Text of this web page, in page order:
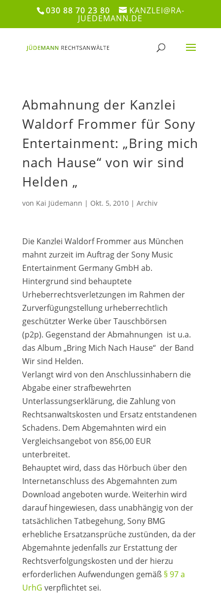
030 88 70 23 80 KANZLEI@RA-
JUEDEMANN.DE
Abmahnung der Kanzlei
Waldorf Frommer für Sony
Entertainment: „Bring mich
nach Hause“ von wir sind
Helden „
von Kai Jüdemann | Okt. 5, 2010| Archiv
Die Kanzlei Waldorf Frommer aus München
mahnt zurzeit im Auftrag der Sony Music
Entertainment Germany GmbH ab.
Hintergrund sind behauptete
Urheberrechtsverletzungen im Rahmen der
Zurverfügungstellung urheberrechtlich
geschützter Werke über Tauschbörsen
(p2p). Gegenstand der Abmahnungen ist u.a.
das Album „Bring Mich Nach Hause“ der Band
Wir sind Helden.
Verlangt wird von den Anschlussinhabern die
Abgabe einer strafbewehrten
Unterlassungserklärung, die Zahlung von
Rechtsanwaltskosten und Ersatz entstandenen
Schadens. Dem Abgemahnten wird ein
Vergleichsangebot von 856,00 EUR
unterbreitet.
Behauptet wird, dass das Hörbuch über den
Internetanschluss des Abgemahnten zum
Download angeboten wurde. Weiterhin wird
darauf hingewiesen, dass unabhängig von der
tatsächlichen Tatbegehung, Sony BMG
erhebliche Ersatzansprüche zustünden, da der
Abgemahnte jedenfalls zur Erstattung der
Rechtsverfolgungskosten und der hierzu
erforderlichen Aufwendungen gemäß § 97 a
UrhG verpflichtet sei.